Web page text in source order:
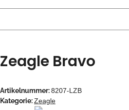
Zeagle Bravo
Artikelnummer:8207-LZB
Kategorie:Zeagle